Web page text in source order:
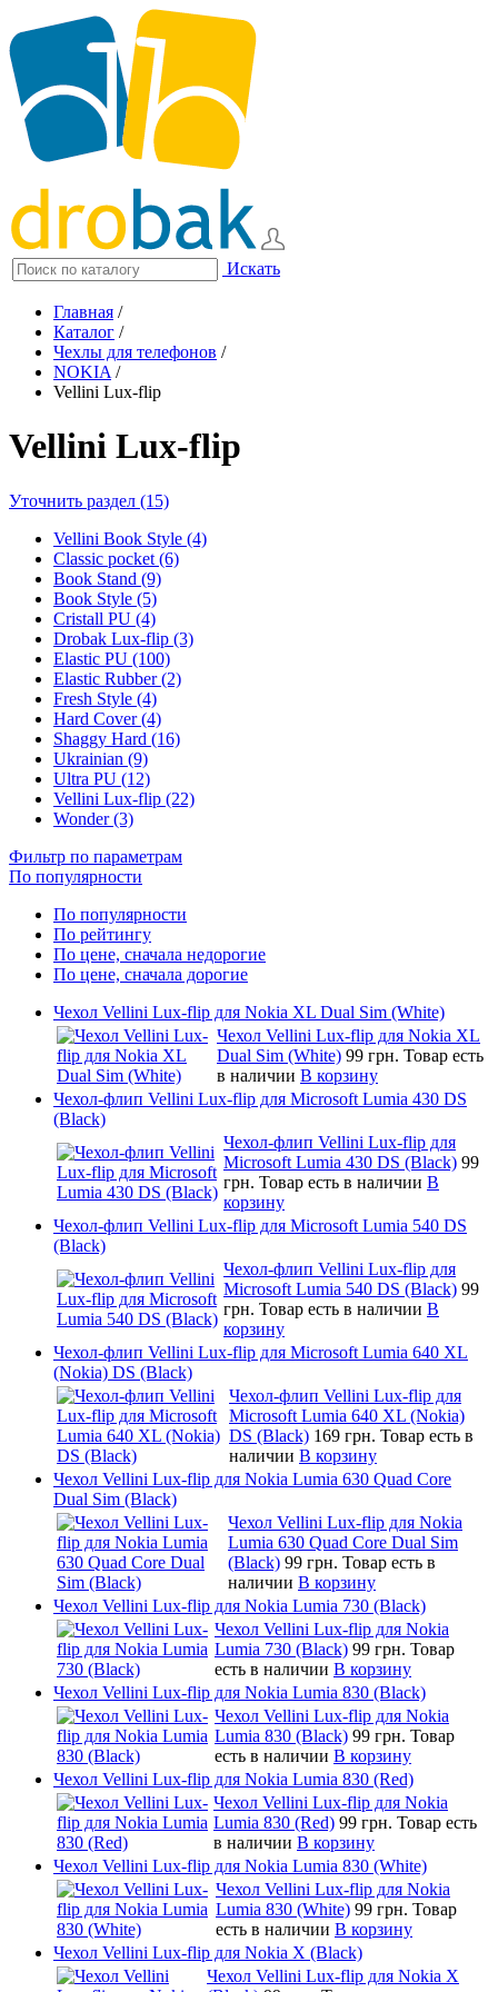
Искать
Главная /
Каталог /
Чехлы для телефонов /
NOKIA /
Vellini Lux-flip
Vellini Lux-flip
Уточнить раздел (15)
Vellini Book Style (4)
Classic pocket (6)
Book Stand (9)
Book Style (5)
Cristall PU (4)
Drobak Lux-flip (3)
Elastic PU (100)
Elastic Rubber (2)
Fresh Style (4)
Hard Cover (4)
Shaggy Hard (16)
Ukrainian (9)
Ultra PU (12)
Vellini Lux-flip (22)
Wonder (3)
Фильтр по параметрам
По популярности
По популярности
По рейтингу
По цене, сначала недорогие
По цене, сначала дорогие
Чехол Vellini Lux-flip для Nokia XL Dual Sim (White)
Чехол Vellini Lux-flip для Nokia XL
Dual Sim (White) 99 грн. Товар есть
в наличии В корзину
Чехол-флип Vellini Lux-flip для Microsoft Lumia 430 DS
(Black)
Чехол-флип Vellini Lux-flip для
Microsoft Lumia 430 DS (Black) 99
грн. Товар есть в наличии В
корзину
Чехол-флип Vellini Lux-flip для Microsoft Lumia 540 DS
(Black)
Чехол-флип Vellini Lux-flip для
Microsoft Lumia 540 DS (Black) 99
грн. Товар есть в наличии В
корзину
Чехол-флип Vellini Lux-flip для Microsoft Lumia 640 XL
(Nokia) DS (Black)
Чехол-флип Vellini Lux-flip для
Microsoft Lumia 640 XL (Nokia)
DS (Black) 169 грн. Товар есть в
наличии В корзину
Чехол Vellini Lux-flip для Nokia Lumia 630 Quad Core
Dual Sim (Black)
Чехол Vellini Lux-flip для Nokia
Lumia 630 Quad Core Dual Sim
(Black) 99 грн. Товар есть в
наличии В корзину
Чехол Vellini Lux-flip для Nokia Lumia 730 (Black)
Чехол Vellini Lux-flip для Nokia
Lumia 730 (Black) 99 грн. Товар
есть в наличии В корзину
Чехол Vellini Lux-flip для Nokia Lumia 830 (Black)
Чехол Vellini Lux-flip для Nokia
Lumia 830 (Black) 99 грн. Товар
есть в наличии В корзину
Чехол Vellini Lux-flip для Nokia Lumia 830 (Red)
Чехол Vellini Lux-flip для Nokia
Lumia 830 (Red) 99 грн. Товар есть
в наличии В корзину
Чехол Vellini Lux-flip для Nokia Lumia 830 (White)
Чехол Vellini Lux-flip для Nokia
Lumia 830 (White) 99 грн. Товар
есть в наличии В корзину
Чехол Vellini Lux-flip для Nokia X (Black)
Чехол Vellini Lux-flip для Nokia X